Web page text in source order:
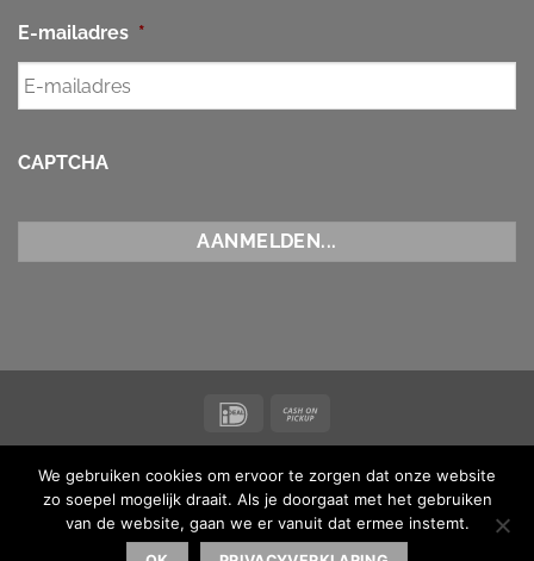
E-mailadres *
CAPTCHA
IDeal
Pickup
Copyright 2026 ©Koi Maas & Waal| BTW-nummer
NL001873238B16 |
Made with ♥ by
MediaMen | Powered by
We gebruiken cookies om ervoor te zorgen dat onze website
zo soepel mogelijk draait. Als je doorgaat met het gebruiken
van de website, gaan we er vanuit dat ermee instemt.